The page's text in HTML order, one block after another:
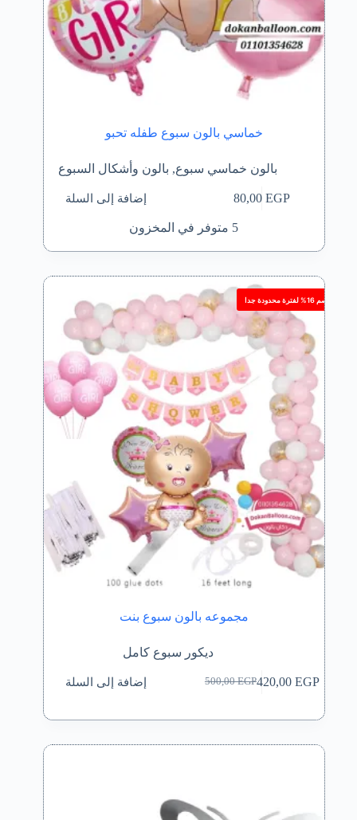
خماسي بالون سبوع طفله تحبو
بالون خماسي سبوع, بالون وأشكال السبوع
80,00EGP إضافة إلى السلة
5 متوفر في المخزون
خصم 16% لفترة محدودة جدا
مجموعه بالون سبوع بنت
ديكور سبوع كامل
500,00EGP
السعر
هو:
420,00 EGP
السعر
هو:
إضافة إلى السلة